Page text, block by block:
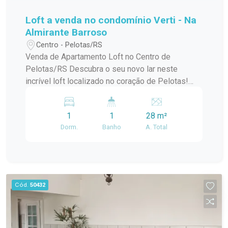
Loft a venda no condomínio Verti - Na
Almirante Barroso
Centro - Pelotas/RS
Venda de Apartamento Loft no Centro de
Pelotas/RS Descubra o seu novo lar neste
incrível loft localizado no coração de Pelotas!
construção, oferece o melhor da modernidade e
conforto, ideal para quem busca praticidade e
estilo de vida urbano. Com uma localização
entretenimento. O condomínio conta com uma
infraestrutura de lazer completa, perfeita para
relaxar e aproveitar momentos especiais com
amigos e familiares. O loft possui um design
1
Dorm.
1
Banho
28 m²
A. Total
Cód. 50432